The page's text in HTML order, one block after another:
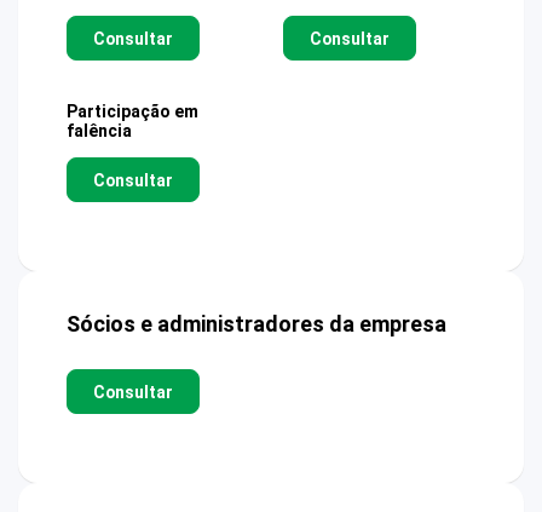
Consultar Consultar
Participação em
falência
Consultar
Sócios e administradores da empresa
Consultar